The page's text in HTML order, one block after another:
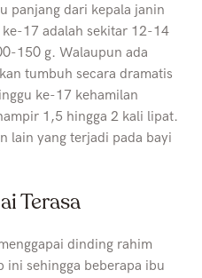
panjang dari kepala janin
17 adalah sekitar 12-14
150 g. Walaupun ada
tumbuh secara dramatis
ke-17 kehamilan
1,5 hingga 2 kali lipat.
lain yang terjadi pada bayi
Terasa
dinding rahim
ini sehingga beberapa ibu